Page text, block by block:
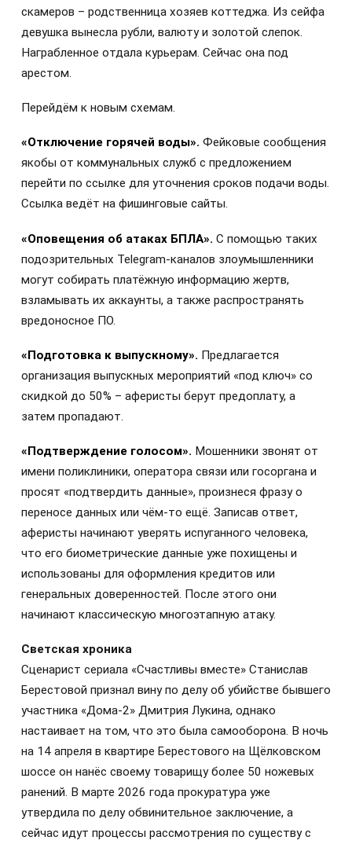
скамеров – родственница хозяев коттеджа. Из сейфа
девушка вынесла рубли, валюту и золотой слепок.
Награбленное отдала курьерам. Сейчас она под
арестом.
Перейдём к новым схемам.
«Отключение горячей воды». Фейковые сообщения
якобы от коммунальных служб с предложением
перейти по ссылке для уточнения сроков подачи воды.
Ссылка ведёт на фишинговые сайты.
«Оповещения об атаках БПЛА». С помощью таких
подозрительных Telegram-каналов злоумышленники
могут собирать платёжную информацию жертв,
взламывать их аккаунты, а также распространять
вредоносное ПО.
«Подготовка к выпускному». Предлагается
организация выпускных мероприятий «под ключ» со
скидкой до 50% – аферисты берут предоплату, а
затем пропадают.
«Подтверждение голосом». Мошенники звонят от
имени поликлиники, оператора связи или госоргана и
просят «подтвердить данные», произнеся фразу о
переносе данных или чём-то ещё. Записав ответ,
аферисты начинают уверять испуганного человека,
что его биометрические данные уже похищены и
использованы для оформления кредитов или
генеральных доверенностей. После этого они
начинают классическую многоэтапную атаку.
Светская хроника
Сценарист сериала «Счастливы вместе» Станислав
Берестовой признал вину по делу об убийстве бывшего
участника «Дома‑2» Дмитрия Лукина, однако
настаивает на том, что это была самооборона. В ночь
на 14 апреля в квартире Берестового на Щёлковском
шоссе он нанёс своему товарищу более 50 ножевых
ранений. В марте 2026 года прокуратура уже
утвердила по делу обвинительное заключение, а
сейчас идут процессы рассмотрения по существу с